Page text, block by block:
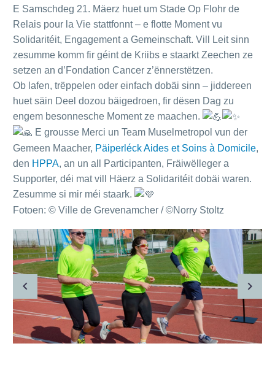
E Samschdeg 21. Mäerz huet um Stade Op Flohr de
Relais pour la Vie stattfonnt – e flotte Moment vu
Solidaritéit, Engagement a Gemeinschaft. Vill Leit sinn
zesumme komm fir géint de Kriibs e staarkt Zeechen ze
setzen an d’Fondation Cancer z’ënnerstëtzen.
Ob lafen, trëppelen oder einfach dobäi sinn – jiddereen
huet säin Deel dozou bäigedroen, fir dësen Dag zu
engem besonnesche Moment ze maachen.
E grousse Merci un Team Muselmetropol vun der
Gemeen Maacher, Päiperléck Aides et Soins à Domicile,
den HPPA, an un all Participanten, Fräiwëlleger a
Supporter, déi mat vill Häerz a Solidaritéit dobäi waren.
Zesumme si mir méi staark.
Fotoen: © Ville de Grevenamcher / ©Norry Stoltz